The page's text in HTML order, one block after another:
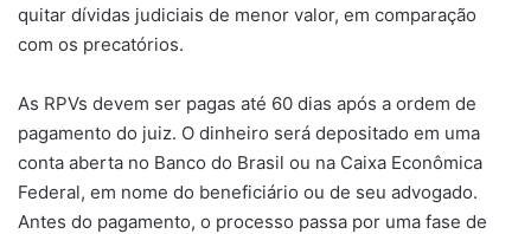
quitar dívidas judiciais de menor valor, em comparação
com os precatórios.
As RPVs devem ser pagas até 60 dias após a ordem de
pagamento do juiz. O dinheiro será depositado em uma
conta aberta no Banco do Brasil ou na Caixa Econômica
Federal, em nome do beneficiário ou de seu advogado.
Antes do pagamento, o processo passa por uma fase de